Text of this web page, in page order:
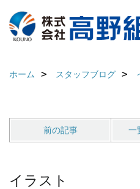
ホーム スタッフブログ
前の記事 一
イラスト